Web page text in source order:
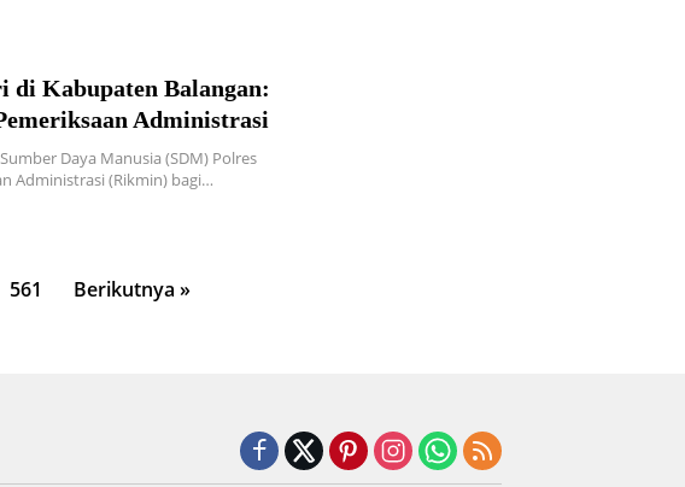
di Kabupaten Balangan:
Administrasi
Daya Manusia (SDM) Polres
Administrasi (Rikmin) bagi…
561 Berikutnya »